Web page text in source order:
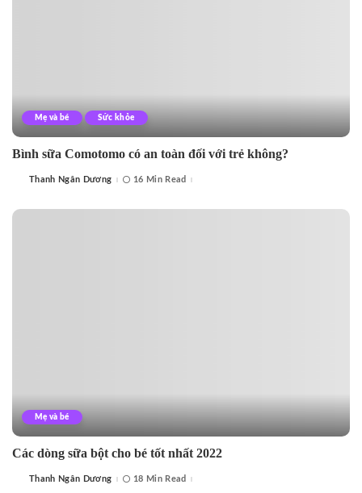
Mẹ và bé Sức khỏe
Bình sữa Comotomo có an toàn đối với trẻ không?
PostedThanh Ngân Dương 16 Min Read
Mẹ và bé
Các dòng sữa bột cho bé tốt nhất 2022
PostedThanh Ngân Dương 18 Min Read